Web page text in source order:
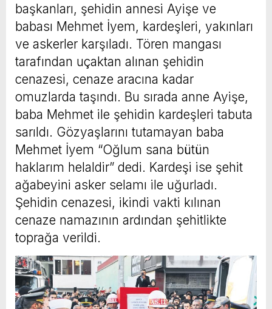
başkanları, şehidin annesi Ayişe ve
babası Mehmet İyem, kardeşleri, yakınları
ve askerler karşıladı. Tören mangası
tarafından uçaktan alınan şehidin
cenazesi, cenaze aracına kadar
omuzlarda taşındı. Bu sırada anne Ayişe,
baba Mehmet ile şehidin kardeşleri tabuta
sarıldı. Gözyaşlarını tutamayan baba
Mehmet İyem “Oğlum sana bütün
haklarım helaldir” dedi. Kardeşi ise şehit
ağabeyini asker selamı ile uğurladı.
Şehidin cenazesi, ikindi vakti kılınan
cenaze namazının ardından şehitlikte
toprağa verildi.